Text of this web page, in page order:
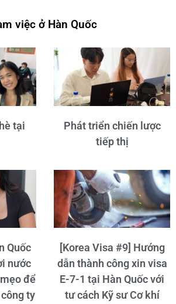
việc ở Hàn Quốc
tại
Phát triển chiến lược
tiếp thị
Quốc
nước
để
ty
[Korea Visa #9] Hướng
dẫn thành công xin visa
E-7-1 tại Hàn Quốc với
tư cách Kỹ sư Cơ khí